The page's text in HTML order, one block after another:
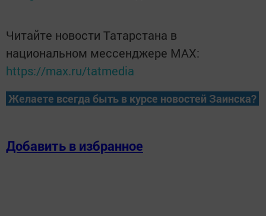
Читайте новости Татарстана в
национальном мессенджере MАХ:
https://max.ru/tatmedia
Желаете всегда быть в курсе новостей Заинска?
Добавить в избранное